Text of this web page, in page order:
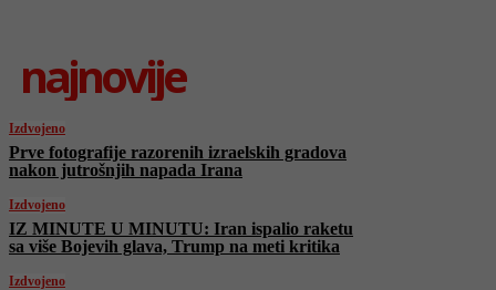
najnovije
Izdvojeno
Prve fotografije razorenih izraelskih gradova
nakon jutrošnjih napada Irana
Izdvojeno
IZ MINUTE U MINUTU: Iran ispalio raketu
sa više Bojevih glava, Trump na meti kritika
Izdvojeno